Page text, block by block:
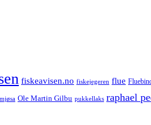
fiskeavisen.no fiskejegeren flue
mjøsa Ole Martin Gilbu pukkellaks raphael